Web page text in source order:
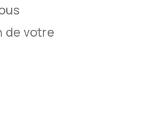
de votre